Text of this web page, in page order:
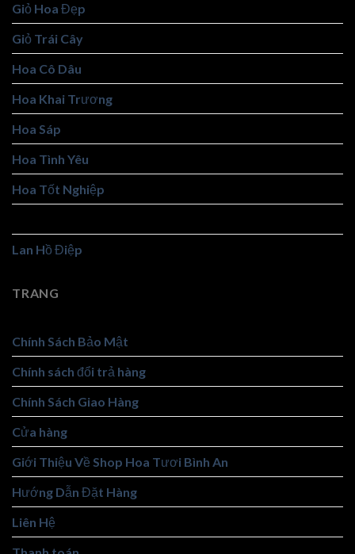
Giỏ Hoa Đẹp
Giỏ Trái Cây
Hoa Cô Dâu
Hoa Khai Trương
Hoa Sáp
Hoa Tình Yêu
Hoa Tốt Nghiệp
Lan Hồ Điệp
TRANG
Chính Sách Bảo Mật
Chính sách đổi trả hàng
Chính Sách Giao Hàng
Cửa hàng
Giới Thiệu Về Shop Hoa Tươi Bình An
Hướng Dẫn Đặt Hàng
Liên Hệ